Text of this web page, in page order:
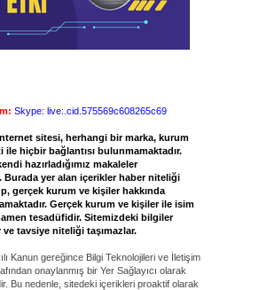
Skype: live:.cid.575569c608265c69
sitesi, herhangi bir marka, kurum
ile hiçbir bağlantısı bulunmamaktadır.
hazırladığımız makaleler
Burada yer alan içerikler haber niteliği
gerçek kurum ve kişiler hakkında
Gerçek kurum ve kişiler ile isim
tesadüfidir. Sitemizdeki bilgiler
tavsiye niteliği taşımazlar.
Kanun gereğince Bilgi Teknolojileri ve İletişim
onaylanmış bir Yer Sağlayıcı olarak
Bu nedenle, sitedeki içerikleri proaktif olarak